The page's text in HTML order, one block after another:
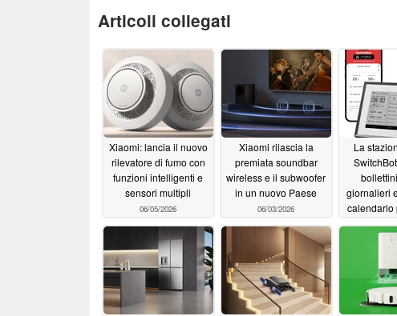
Articoli collegati
Xiaomi: lancia il nuovo
rilevatore di fumo con
funzioni intelligenti e
sensori multipli
06/05/2026
Xiaomi rilascia la
premiata soundbar
wireless e il subwoofer
in un nuovo Paese
06/03/2026
La
giornalieri
calendario
casa